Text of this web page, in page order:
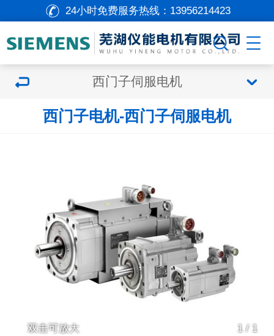
24小时免费服务热线： 13956214423
西门子伺服电机
西门子电机-西门子伺服电机
1/ 1
双击可放大